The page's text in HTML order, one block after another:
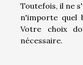
Toutefois, il ne
n'importe quel
Votre choix
nécessaire.